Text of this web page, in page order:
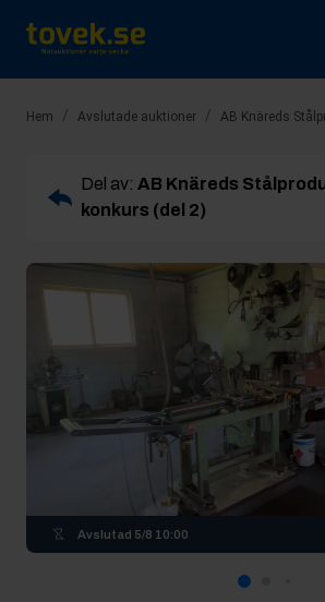
Hem / Avslutade auktioner / AB Knäreds
Del av: AB Knäreds
konkurs (del 2)
Avslutad 5/8 10:00